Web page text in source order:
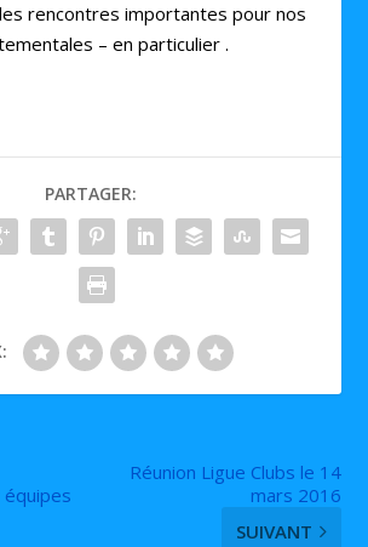
rencontres importantes pour nos
– en particulier .
PARTAGER:
équipes
Réunion Ligue Clubs le 14
mars 2016
SUIVANT